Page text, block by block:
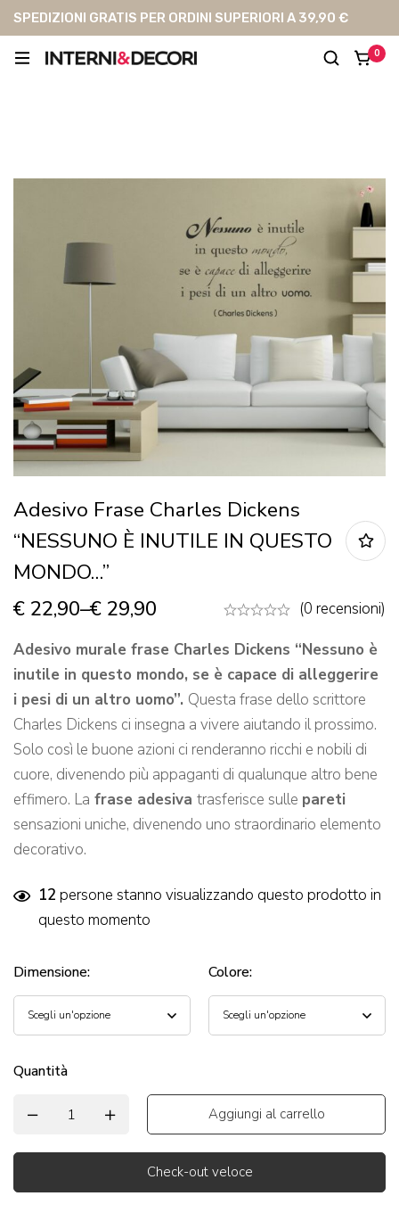
SPEDIZIONI GRATIS PER ORDINI SUPERIORI A 39,90 €
0
Adesivo Frase Charles Dickens
“NESSUNO È INUTILE IN QUESTO
MONDO…”
€ 22,90–€ 29,90
(0 recensioni)
Adesivo murale frase Charles Dickens “Nessuno è
inutile in questo mondo, se è capace di alleggerire
i pesi di un altro uomo”. Questa frase dello scrittore
Charles Dickens ci insegna a vivere aiutando il prossimo.
Solo così le buone azioni ci renderanno ricchi e nobili di
cuore, divenendo più appaganti di qualunque altro bene
effimero. La frase adesiva trasferisce sulle pareti
sensazioni uniche, divenendo uno straordinario elemento
decorativo.
12 persone stanno visualizzando questo prodotto in
questo momento
Dimensione: Colore:
Quantità
Aggiungi al carrello
Check-out veloce